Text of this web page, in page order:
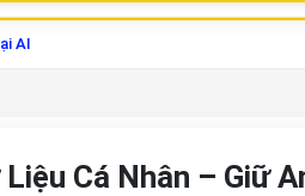
AI
Cá Nhân – Giữ